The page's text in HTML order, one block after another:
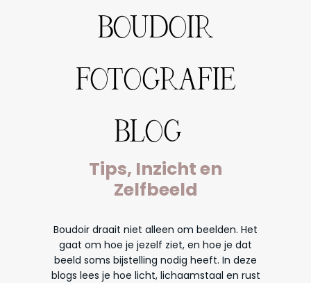
Boudoir draait niet alleen om beelden. Het
gaat om hoe je jezelf ziet, en hoe je dat
beeld soms bijstelling nodig heeft. In deze
blogs lees je hoe licht, lichaamstaal en rust
BOUDOIR
FOTOGRAFIE
BLOG
Tips, Inzicht en
Zelfbeeld